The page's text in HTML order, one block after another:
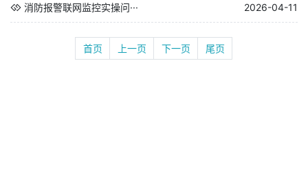
消防报警联网监控实操问··· 2026-04-11
首页 上一页 下一页 尾页